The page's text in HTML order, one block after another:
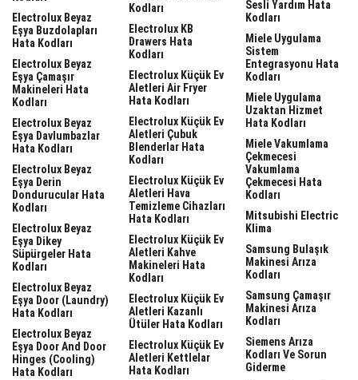
Electrolux Beyaz
Eşya Buzdolapları
Hata Kodları
Electrolux Beyaz
Eşya Çamaşır
Makineleri Hata
Kodları
Electrolux Beyaz
Eşya Davlumbazlar
Hata Kodları
Electrolux Beyaz
Eşya Derin
Dondurucular Hata
Kodları
Electrolux Beyaz
Eşya Dikey
Süpürgeler Hata
Kodları
Electrolux Beyaz
Eşya Door (laundry)
Hata Kodları
Electrolux Beyaz
Eşya Door And Door
Hinges (cooling)
Hata Kodları
Kodları
Electrolux KB
Drawers Hata
Kodları
Electrolux Küçük Ev
Aletleri Air Fryer
Hata Kodları
Electrolux Küçük Ev
Aletleri Çubuk
Blenderlar Hata
Kodları
Electrolux Küçük Ev
Aletleri Hava
Temizleme Cihazları
Hata Kodları
Electrolux Küçük Ev
Aletleri Kahve
Makineleri Hata
Kodları
Electrolux Küçük Ev
Aletleri Kazanlı
Ütüler Hata Kodları
Electrolux Küçük Ev
Aletleri Kettlelar
Hata Kodları
Sesli Yardım Hata
Kodları
Miele Uygulama
Sistem
Entegrasyonu Hata
Kodları
Miele Uygulama
Uzaktan Hizmet
Hata Kodları
Miele Vakumlama
Çekmecesi
Vakumlama
Çekmecesi Hata
Kodları
Mitsubishi Electric
Klima
Samsung Bulaşık
Makinesi Arıza
Kodları
Samsung Çamaşır
Makinesi Arıza
Kodları
Siemens Arıza
Kodları Ve Sorun
Giderme